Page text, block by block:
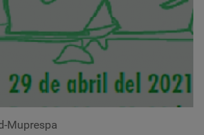
Muprespa